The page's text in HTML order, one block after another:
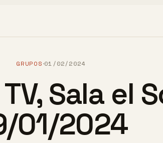
GRUPOS·01/02/2024
Sala el
01/2024